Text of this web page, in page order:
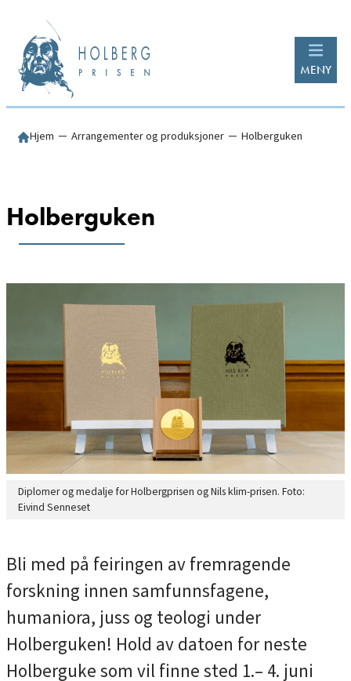
innhold
MENY
Hjem ─ Arrangementer og produksjoner ─ Holberguken
Holberguken
Diplomer og medalje for Holbergprisen og Nils klim-prisen. Foto:
Eivind Senneset
Bli med på feiringen av fremragende
forskning innen samfunnsfagene,
humaniora, juss og teologi under
Holberguken! Hold av datoen for neste
Holberguke som vil finne sted 1.– 4. juni